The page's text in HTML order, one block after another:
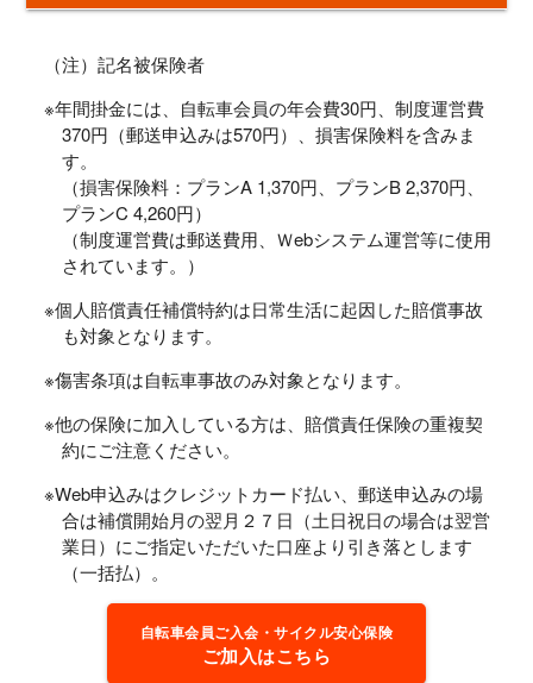
（注）記名被保険者
※年間掛金には、自転車会員の年会費30円、制度運営費
370円（郵送申込みは570円）、損害保険料を含みま
す。
（損害保険料：プランA 1,370円、プランB 2,370円、
プランC 4,260円）
（制度運営費は郵送費用、Ｗebシステム運営等に使用
されています。）
※個人賠償責任補償特約は日常生活に起因した賠償事故
も対象となります。
※傷害条項は自転車事故のみ対象となります。
※他の保険に加入している方は、賠償責任保険の重複契
約にご注意ください。
※Web申込みはクレジットカード払い、郵送申込みの場
合は補償開始月の翌月２７日（土日祝日の場合は翌営
業日）にご指定いただいた口座より引き落とします
（一括払）。
自転車会員ご入会・サイクル安心保険
ご加入はこちら